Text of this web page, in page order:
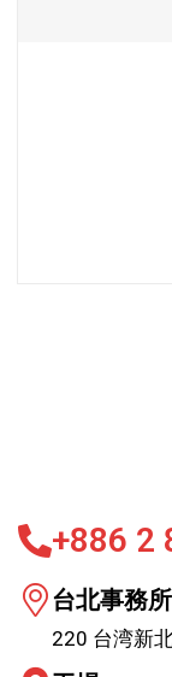
+886 2
台北事務所
220 台湾新